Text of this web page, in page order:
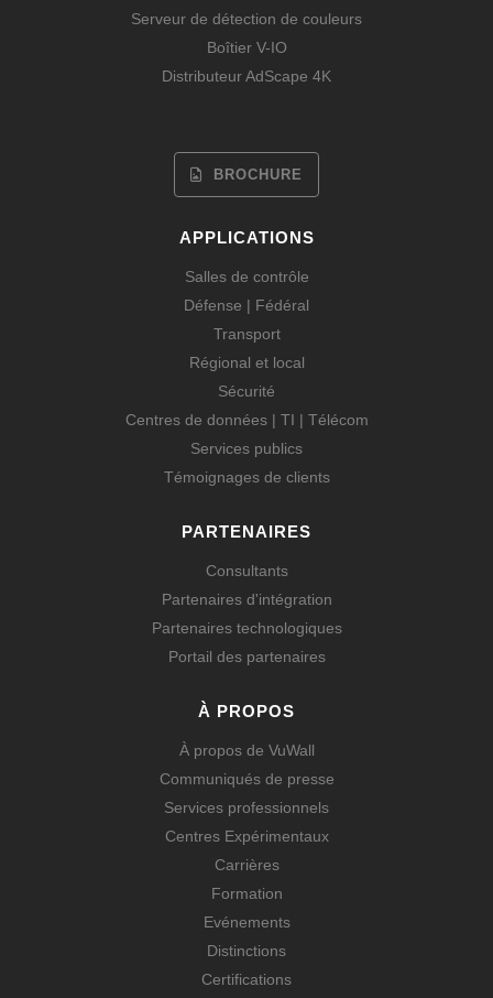
Serveur de détection de couleurs
Boîtier V-IO
Distributeur AdScape 4K
BROCHURE
APPLICATIONS
Salles de contrôle
Défense | Fédéral
Transport
Régional et local
Sécurité
Centres de données | TI | Télécom
Services publics
Témoignages de clients
PARTENAIRES
Consultants
Partenaires d'intégration
Partenaires technologiques
Portail des partenaires
À PROPOS
À propos de VuWall
Communiqués de presse
Services professionnels
Centres Expérimentaux
Carrières
Formation
Evénements
Distinctions
Certifications